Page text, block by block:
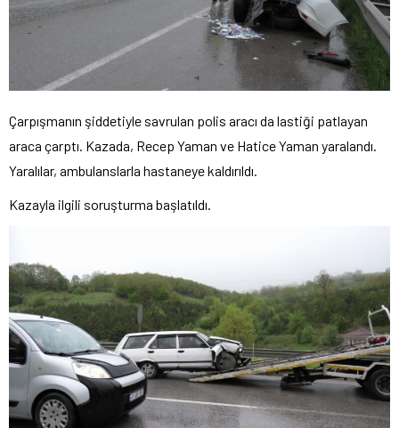
Çarpışmanın şiddetiyle savrulan polis aracı da lastiği patlayan
araca çarptı. Kazada, Recep Yaman ve Hatice Yaman yaralandı.
Yaralılar, ambulanslarla hastaneye kaldırıldı.
Kazayla ilgili soruşturma başlatıldı.